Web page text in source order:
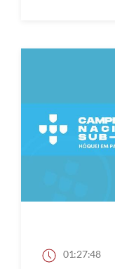
01:27:48